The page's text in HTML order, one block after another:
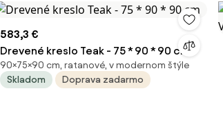
583,3 €
Drevené kreslo Teak - 75 * 90 * 90 cm
90×75×90 cm, ratanové, v modernom štýle
Skladom
Doprava zadarmo